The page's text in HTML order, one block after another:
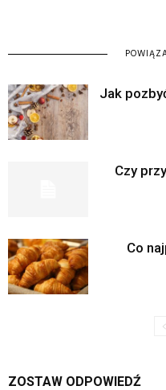
Jak
Czy
Co
ZOSTAW ODPOWIEDŹ